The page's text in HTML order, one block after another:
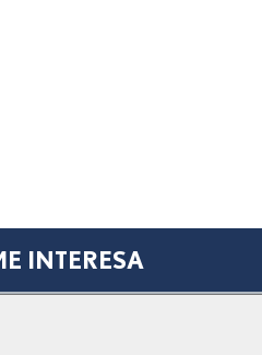
INTERESA